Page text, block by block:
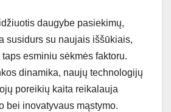
daugybe pasiekimų,
susidurs su naujais iššūkiais,
esminiu sėkmės faktoru.
dinamika, naujų technologijų
poreikių kaita reikalauja
bei inovatyvaus mąstymo.